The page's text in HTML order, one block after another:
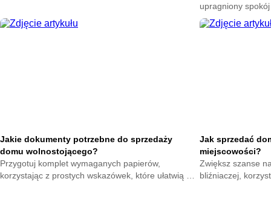
dopasowaną do swoich potrzeb.
upragniony
skuteczne ekrany
zza bocznej
Jakie dokumenty potrzebne do sprzedaży
domu wolnostojącego?
Przygotuj komplet wymaganych papierów,
korzystając z prostych wskazówek, które ułatwią Ci
Jak sprzedać
miejscowości?
Zwiększ szanse
bliźniaczej,